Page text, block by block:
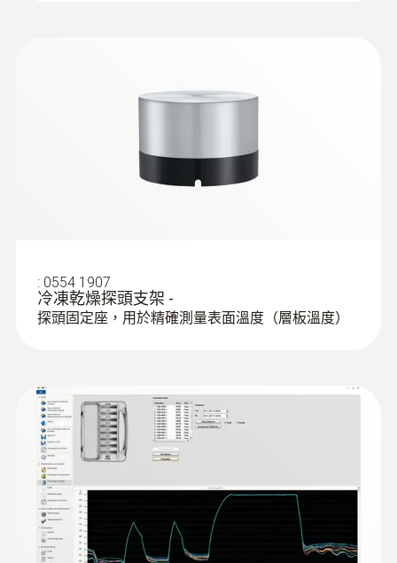
: 0554 1907
冷凍乾燥探頭支架 -
探頭固定座，用於精確測量表面溫度（層板溫度）